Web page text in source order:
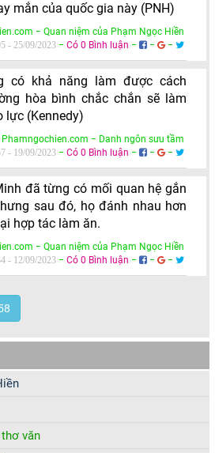
mắn của quốc gia này (PNH)
− Quan niệm của Phạm Ngọc Hiền
- 25/09/2023 − Có 0 Bình luận − − −
có khả năng làm được cách
hòa bình chắc chắn sẽ làm
lực (Kennedy)
Phamngochien.com − Danh ngôn sưu tầm
- 19/09/2023 − Có 0 Bình luận − − −
đã từng có mối quan hệ gắn
sau đó, họ đánh nhau hơn
hợp tác làm ăn.
− Quan niệm của Phạm Ngọc Hiền
- 12/09/2023 − Có 0 Bình luận − − −
văn